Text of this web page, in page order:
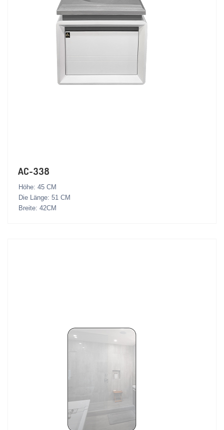
AC-338
Höhe: 45 CM
Die Länge: 51 CM
Breite: 42CM